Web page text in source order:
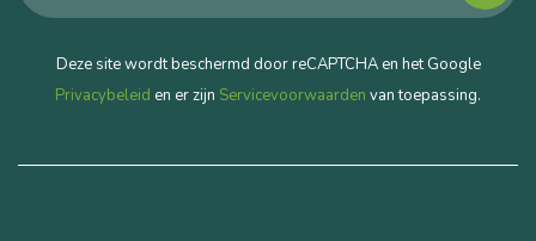
Deze site wordt beschermd door reCAPTCHA en het Google
Privacybeleid en er zijn Servicevoorwaarden van toepassing.